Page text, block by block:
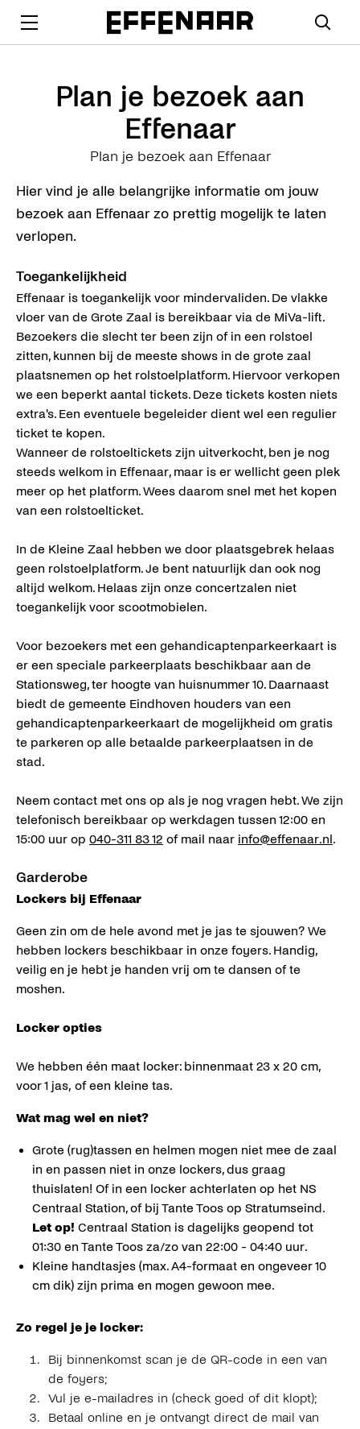
Plan je bezoek aan
Effenaar
Plan je bezoek aan Effenaar
Hier vind je alle belangrijke informatie om jouw
bezoek aan Effenaar zo prettig mogelijk te laten
verlopen.
Toegankelijkheid
Effenaar is toegankelijk voor mindervaliden. De vlakke
vloer van de Grote Zaal is bereikbaar via de MiVa-lift.
Bezoekers die slecht ter been zijn of in een rolstoel
zitten, kunnen bij de meeste shows in de grote zaal
plaatsnemen op het rolstoelplatform. Hiervoor verkopen
we een beperkt aantal tickets. Deze tickets kosten niets
extra's. Een eventuele begeleider dient wel een regulier
ticket te kopen.
Wanneer de rolstoeltickets zijn uitverkocht, ben je nog
steeds welkom in Effenaar, maar is er wellicht geen plek
meer op het platform. Wees daarom snel met het kopen
van een rolstoelticket.
In de Kleine Zaal hebben we door plaatsgebrek helaas
geen rolstoelplatform. Je bent natuurlijk dan ook nog
altijd welkom. Helaas zijn onze concertzalen niet
toegankelijk voor scootmobielen.
Voor bezoekers met een gehandicaptenparkeerkaart is
er een speciale parkeerplaats beschikbaar aan de
Stationsweg, ter hoogte van huisnummer 10. Daarnaast
biedt de gemeente Eindhoven houders van een
gehandicaptenparkeerkaart de mogelijkheid om gratis
te parkeren op alle betaalde parkeerplaatsen in de
stad.
Neem contact met ons op als je nog vragen hebt. We zijn
telefonisch bereikbaar op werkdagen tussen 12:00 en
15:00 uur op 040-311 83 12 of mail naar info@effenaar.nl.
Garderobe
Lockers bij Effenaar
Geen zin om de hele avond met je jas te sjouwen? We
hebben lockers beschikbaar in onze foyers. Handig,
veilig en je hebt je handen vrij om te dansen of te
moshen.
Locker opties
We hebben één maat locker: binnenmaat 23 x 20 cm,
voor 1 jas, of een kleine tas.
Wat mag wel en niet?
Grote (rug)tassen en helmen mogen niet mee de zaal
in en passen niet in onze lockers, dus graag
thuislaten! Of in een locker achterlaten op het NS
Centraal Station, of bij Tante Toos op Stratumseind.
Let op! Centraal Station is dagelijks geopend tot
01:30 en Tante Toos za/zo van 22:00 - 04:40 uur.
Kleine handtasjes (max. A4-formaat en ongeveer 10
cm dik) zijn prima en mogen gewoon mee.
Zo regel je je locker:
Bij binnenkomst scan je de QR-code in een van
de foyers;
Vul je e-mailadres in (check goed of dit klopt);
Betaal online en je ontvangt direct de mail van